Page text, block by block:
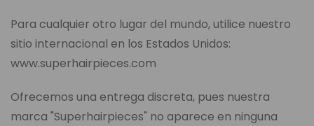
Para cualquier otro lugar del mundo, utilice nuestro
sitio internacional en los Estados Unidos:
www.superhairpieces.com
Ofrecemos una entrega discreta, pues nuestra
marca "Superhairpieces" no aparece en ninguna